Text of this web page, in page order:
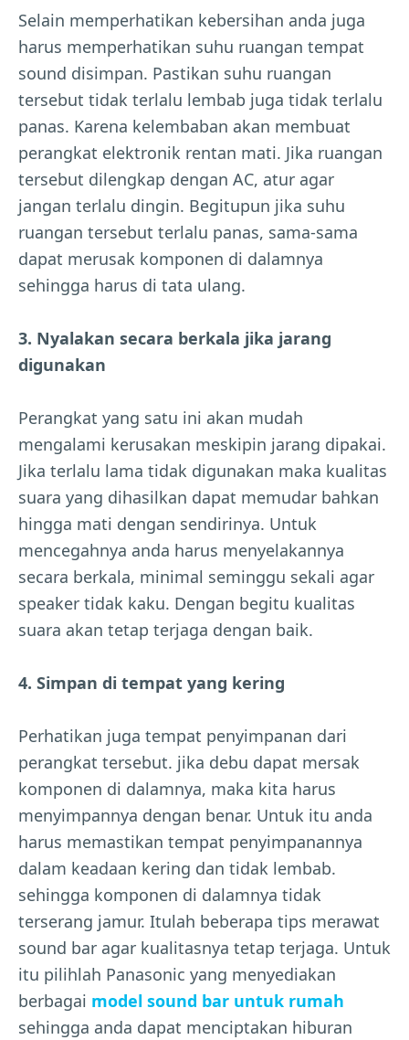
Selain memperhatikan kebersihan anda juga
harus memperhatikan suhu ruangan tempat
sound disimpan. Pastikan suhu ruangan
tersebut tidak terlalu lembab juga tidak terlalu
panas. Karena kelembaban akan membuat
perangkat elektronik rentan mati. Jika ruangan
tersebut dilengkap dengan AC, atur agar
jangan terlalu dingin. Begitupun jika suhu
ruangan tersebut terlalu panas, sama-sama
dapat merusak komponen di dalamnya
sehingga harus di tata ulang.
3. Nyalakan secara berkala jika jarang
digunakan
Perangkat yang satu ini akan mudah
mengalami kerusakan meskipin jarang dipakai.
Jika terlalu lama tidak digunakan maka kualitas
suara yang dihasilkan dapat memudar bahkan
hingga mati dengan sendirinya. Untuk
mencegahnya anda harus menyelakannya
secara berkala, minimal seminggu sekali agar
speaker tidak kaku. Dengan begitu kualitas
suara akan tetap terjaga dengan baik.
4. Simpan di tempat yang kering
Perhatikan juga tempat penyimpanan dari
perangkat tersebut. jika debu dapat mersak
komponen di dalamnya, maka kita harus
menyimpannya dengan benar. Untuk itu anda
harus memastikan tempat penyimpanannya
dalam keadaan kering dan tidak lembab.
sehingga komponen di dalamnya tidak
terserang jamur. Itulah beberapa tips merawat
sound bar agar kualitasnya tetap terjaga. Untuk
itu pilihlah Panasonic yang menyediakan
berbagai model sound bar untuk rumah
sehingga anda dapat menciptakan hiburan